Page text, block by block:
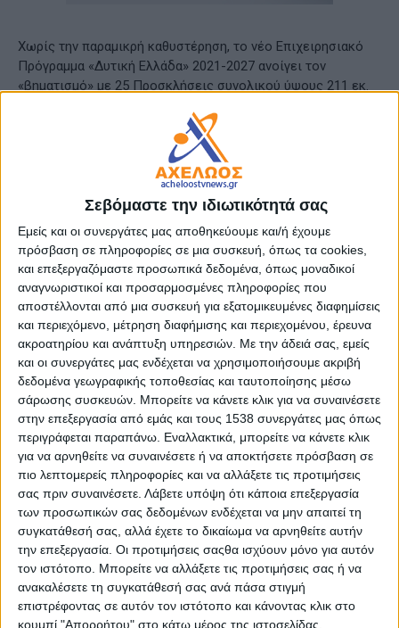
Σεβόμαστε την ιδιωτικότητά σας
Εμείς και οι συνεργάτες μας αποθηκεύουμε και/ή έχουμε
πρόσβαση σε πληροφορίες σε μια συσκευή, όπως τα cookies,
και επεξεργαζόμαστε προσωπικά δεδομένα, όπως μοναδικοί
αναγνωριστικοί και προσαρμοσμένες πληροφορίες που
αποστέλλονται από μια συσκευή για εξατομικευμένες διαφημίσεις
και περιεχόμενο, μέτρηση διαφήμισης και περιεχομένου, έρευνα
ακροατηρίου και ανάπτυξη υπηρεσιών. Με την άδειά σας, εμείς
και οι συνεργάτες μας ενδέχεται να χρησιμοποιήσουμε ακριβή
δεδομένα γεωγραφικής τοποθεσίας και ταυτοποίησης μέσω
σάρωσης συσκευών. Μπορείτε να κάνετε κλικ για να συναινέσετε
στην επεξεργασία από εμάς και τους 1538 συνεργάτες μας όπως
περιγράφεται παραπάνω. Εναλλακτικά, μπορείτε να κάνετε κλικ
για να αρνηθείτε να συναινέσετε ή να αποκτήσετε πρόσβαση σε
πιο λεπτομερείς πληροφορίες και να αλλάξετε τις προτιμήσεις
σας πριν συναινέσετε. Λάβετε υπόψη ότι κάποια επεξεργασία
των προσωπικών σας δεδομένων ενδέχεται να μην απαιτεί τη
συγκατάθεσή σας, αλλά έχετε το δικαίωμα να αρνηθείτε αυτήν
την επεξεργασία. Οι προτιμήσεις σαςθα ισχύουν μόνο για αυτόν
τον ιστότοπο. Μπορείτε να αλλάξετε τις προτιμήσεις σας ή να
ανακαλέσετε τη συγκατάθεσή σας ανά πάσα στιγμή
επιστρέφοντας σε αυτόν τον ιστότοπο και κάνοντας κλικ στο
κουμπί "Απορρήτου" στο κάτω μέρος της ιστοσελίδας.
Χωρίς την παραμικρή καθυστέρηση, το νέο Επιχειρησιακό
Πρόγραμμα «Δυτική Ελλάδα» 2021-2027 ανοίγει τον
«βηματισμό» με 25 Προσκλήσεις συνολικού ύψους 211 εκ.
Αυτό έγινε γνωστό κατά την 1η Επιτροπή Παρακολούθησης
του Προγράμματος «Δυτική Ελλάδα 2021-2027», η οποία
πραγματοποιήθηκε σήμερα Τρίτη 25 Οκτωβρίου 2022, στην
Αχαΐα Κλάους της Πάτρας.
«Ανοίγουμε σήμερα την πόρτα στο νέο Περιφερειακό
Επιχειρησιακό Πρόγραμμα 2021-2027 που δεν είναι για
εμάς, απλώς ένα ακόμα χρηματοδοτικό εργαλείο, αλλά μία
γέφυρα προς τη Δυτική Ελλάδα του 2030. Θα πρέπει να μας
οδηγήσει σε μία Περιφέρεια που θα έχει ξεπεράσει τα
προβλήματα και τα μειονεκτήματα του χθες και του σήμερα
και θα μπορεί να πρωταγωνιστεί ως ένας σύγχρονος τόπος
ευημερίας και ανάπτυξης με περιβαλλοντικό και κοινωνικό
πρόσημο» ανέφερε στην εισαγωγική του τοποθέτηση ο
Περιφερειάρχης Δυτικής Ελλάδας και Πρόεδρος της
Επιτροπής Νεκτάριος Φαρμάκης.
Ο Περιφερειάρχης, συνοψίζοντας τους στόχους για τη
Δυτική Ελλάδα ανέφερε:
«Θέλουμε μία Περιφέρεια:
• ανταγωνιστική, ευρηματική και δημιουργική που θα
αναβαθμίσει την επιχειρηματική καινοτομία και τη ψηφιακή
συνδεσιμότητα.
• προσβάσιμη, με δικτυωμένους και συνδεδεμένους τόπους